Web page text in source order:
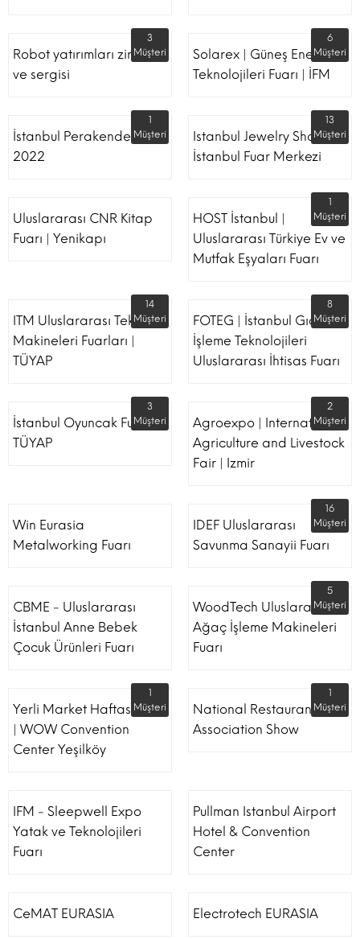
Robot yatırımları zirvesi
ve sergisi
3
Müşteri
Solarex | Güneş Enerjisi &
Teknolojileri Fuarı | İFM
6
Müşteri
İstanbul Perakende Fuarı
2022
1
Müşteri
Istanbul Jewelry Show |
İstanbul Fuar Merkezi
13
Müşteri
Uluslararası CNR Kitap
Fuarı | Yenikapı
HOST İstanbul |
Uluslararası Türkiye Ev ve
Mutfak Eşyaları Fuarı
1
Müşteri
ITM Uluslararası Tekstil
Makineleri Fuarları |
TÜYAP
14
Müşteri
FOTEG | İstanbul Gıda
İşleme Teknolojileri
Uluslararası İhtisas Fuarı
8
Müşteri
İstanbul Oyuncak Fuarı -
TÜYAP
3
Müşteri
Agroexpo | International
Agriculture and Livestock
Fair | Izmir
2
Müşteri
Win Eurasia
Metalworking Fuarı
IDEF Uluslararası
Savunma Sanayii Fuarı
16
Müşteri
CBME - Uluslararası
İstanbul Anne Bebek
Çocuk Ürünleri Fuarı
WoodTech Uluslararası
Ağaç İşleme Makineleri
Fuarı
5
Müşteri
Yerli Market Haftası Fuarı
| WOW Convention
Center Yeşilköy
1
Müşteri
National Restaurant
Association Show
1
Müşteri
IFM - Sleepwell Expo
Yatak ve Teknolojileri
Fuarı
Pullman Istanbul Airport
Hotel & Convention
Center
CeMAT EURASIA Electrotech EURASIA